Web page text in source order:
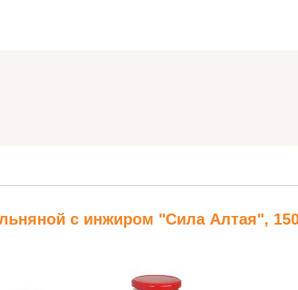
с инжиром "Сила Алтая", 150